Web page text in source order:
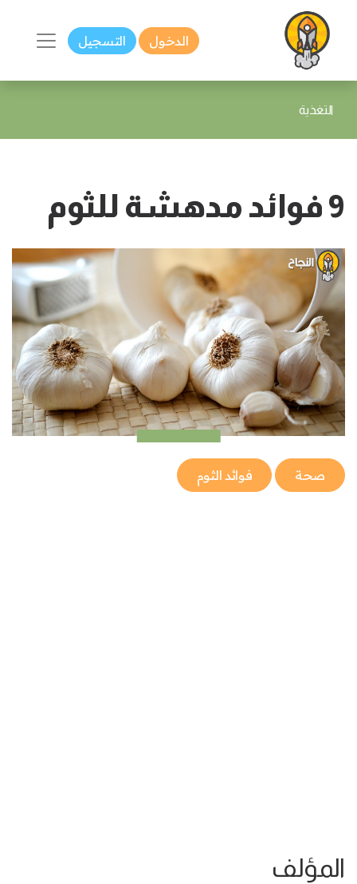
الدخول التسجيل
التغذية
9 فوائد مدهشة للثوم
صحة فوائد الثوم
المؤلف